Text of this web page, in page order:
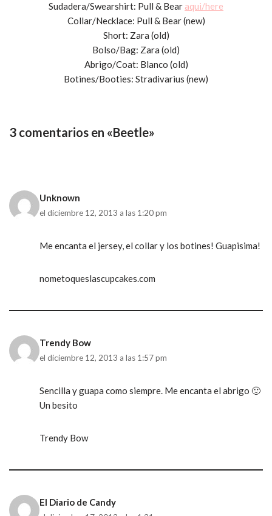
Sudadera/Swearshirt: Pull & Bear aqui/here
Collar/Necklace: Pull & Bear (new)
Short: Zara (old)
Bolso/Bag: Zara (old)
Abrigo/Coat: Blanco (old)
Botines/Booties: Stradivarius (new)
3 comentarios en «Beetle»
Unknown
el diciembre 12, 2013 a las 1:20 pm
Me encanta el jersey, el collar y los botines! Guapisima!
nometoqueslascupcakes.com
Trendy Bow
el diciembre 12, 2013 a las 1:57 pm
Sencilla y guapa como siempre. Me encanta el abrigo 🙂
Un besito
Trendy Bow
El Diario de Candy